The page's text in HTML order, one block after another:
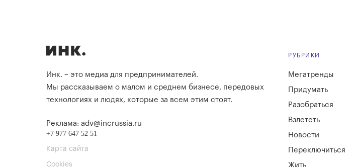
Инк. – это медиа для предпринимателей.
Мы рассказываем о малом и среднем бизнесе, передовых
технологиях и людях, которые за всем этим стоят.
Реклама: adv@incrussia.ru
+7 977 647 52 51
Карта сайта
Cookies
РУБРИКИ
Мегатренды
Придумать
Разобраться
Взлететь
Новости
Переключиться
Жить